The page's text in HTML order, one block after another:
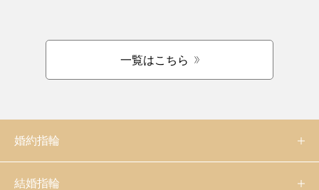
一覧はこちら
婚約指輪
結婚指輪